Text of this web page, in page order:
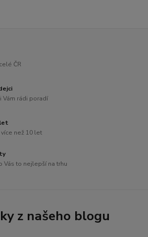
ČR
Vám rádi poradí
než 10 let
Vás to nejlepší na trhu
z našeho blogu